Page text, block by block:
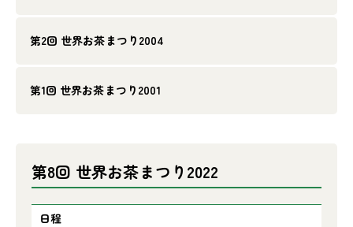
第2回 世界お茶まつり2004
第1回 世界お茶まつり2001
第8回 世界お茶まつり2022
日程